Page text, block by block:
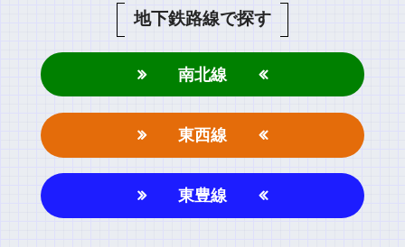
地下鉄路線で探す
南北線
東西線
東豊線